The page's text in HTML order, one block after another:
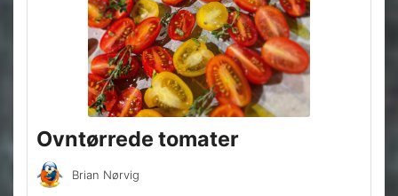
Ovntørrede tomater
Brian Nørvig